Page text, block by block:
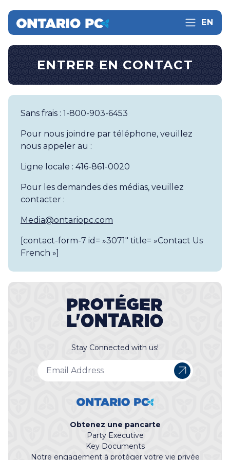
EN
ENTRER EN CONTACT
Sans frais : 1-800-903-6453
Pour nous joindre par téléphone, veuillez
nous appeler au :
Ligne locale : 416-861-0020
Pour les demandes des médias, veuillez
contacter :
Media@ontariopc.com
[contact-form-7 id= »3071″ title= »Contact Us
French »]
Stay Connected with us!
Obtenez une pancarte
Party Executive
Key Documents
Notre engagement à protéger votre vie privée